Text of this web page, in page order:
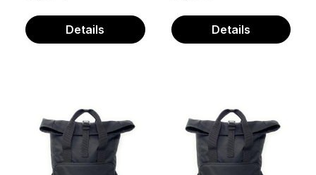
Details Details